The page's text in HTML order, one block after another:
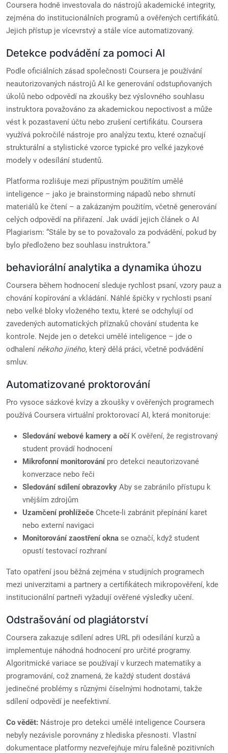
Coursera hodně investovala do nástrojů akademické integrity,
zejména do institucionálních programů a ověřených certifikátů.
Jejich přístup je vícevrstvý a stále více automatizovaný.
Detekce podvádění za pomoci AI
Podle oficiálních zásad společnosti Coursera je používání
neautorizovaných nástrojů AI ke generování odstupňovaných
úkolů nebo odpovědí na zkoušky bez výslovného souhlasu
instruktora považováno za akademickou nepoctivost a může
vést k pozastavení účtu nebo zrušení certifikátu. Coursera
využívá pokročilé nástroje pro analýzu textu, které označují
strukturální a stylistické vzorce typické pro velké jazykové
modely v odesílání studentů.
Platforma rozlišuje mezi přípustným použitím umělé
inteligence – jako je brainstorming nápadů nebo shrnutí
materiálů ke čtení – a zakázaným použitím, včetně generování
celých odpovědí na přiřazení. Jak uvádí jejich článek o AI
Plagiarism: “Stále by se to považovalo za podvádění, pokud by
bylo předloženo bez souhlasu instruktora.”
behaviorální analytika a dynamika úhozu
Coursera během hodnocení sleduje rychlost psaní, vzory pauz a
chování kopírování a vkládání. Náhlé špičky v rychlosti psaní
nebo velké bloky vloženého textu, které se odchylují od
zavedených automatických příznaků chování studenta ke
kontrole. Nejde jen o detekci umělé inteligence – jde o
odhalení někoho jiného, který dělá práci, včetně podvádění
smluv.
Automatizované proktorování
Pro vysoce sázkové kvízy a zkoušky v ověřených programech
používá Coursera virtuální proktorovací AI, která monitoruje:
Sledování webové kamery a očíK ověření, že registrovaný
student provádí hodnocení
Mikrofonní monitorovánípro detekci neautorizované
konverzace nebo řeči
Sledování sdílení obrazovky Aby se zabránilo přístupu k
vnějším zdrojům
Uzamčení prohlížeče Chcete-li zabránit přepínání karet
nebo externí navigaci
Monitorování zaostření okna se označí, když student
opustí testovací rozhraní
Tato opatření jsou běžná zejména v studijních programech
mezi univerzitami a partnery a certifikátech mikropověření, kde
institucionální partneři vyžadují ověřené výsledky učení.
Odstrašování od plagiátorství
Coursera zakazuje sdílení adres URL při odesílání kurzů a
implementuje náhodná hodnocení pro určité programy.
Algoritmické variace se používají v kurzech matematiky a
programování, což znamená, že každý student dostává
jedinečné problémy s různými číselnými hodnotami, takže
sdílení odpovědí je neefektivní.
Co vědět: Nástroje pro detekci umělé inteligence Coursera
nebyly nezávisle porovnány z hlediska přesnosti. Vlastní
dokumentace platformy nezveřejňuje míru falešně pozitivních